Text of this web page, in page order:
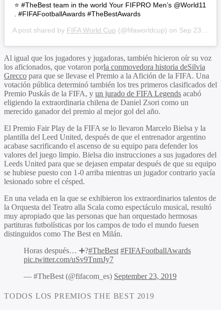
⭐️ #TheBest team in the world Your FIFPRO Men’s @World11
. #FIFAFootballAwards #TheBestAwards
A post shared by FIFA World Cup (@fifaworldcup) on Sep 23, 2019 at 12:48pm PDT
Al igual que los jugadores y jugadoras, también hicieron oír su voz
los aficionados, que votaron porla conmovedora historia deSilvia
Grecco para que se llevase el Premio a la Afición de la FIFA. Una
votación pública determinó también los tres primeros clasificados del
Premio Puskás de la FIFA, y un jurado de FIFA Legends acabó
eligiendo la extraordinaria chilena de Daniel Zsori como un
merecido ganador del premio al mejor gol del año.
El Premio Fair Play de la FIFA se lo llevaron Marcelo Bielsa y la
plantilla del Leed United, después de que el entrenador argentino
acabase sacrificando el ascenso de su equipo para defender los
valores del juego limpio. Bielsa dio instrucciones a sus jugadores del
Leeds United para que se dejasen empatar después de que su equipo
se hubiese puesto con 1-0 arriba mientras un jugador contrario yacía
lesionado sobre el césped.
En una velada en la que se exhibieron los extraordinarios talentos de
la Orquesta del Teatro alla Scala como espectáculo musical, resultó
muy apropiado que las personas que han orquestado hermosas
partituras futbolísticas por los campos de todo el mundo fuesen
distinguidos como The Best en Milán.
Horas después… ➕?#TheBest #FIFAFootballAwards
pic.twitter.com/uSv9TnmJy7
— #TheBest (@fifacom_es) September 23, 2019
TODOS LOS PREMIOS THE BEST 2019